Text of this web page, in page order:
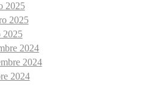
2025
2025
2025
2024
2024
2024